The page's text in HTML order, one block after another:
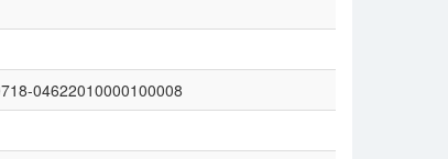
04622010000100008